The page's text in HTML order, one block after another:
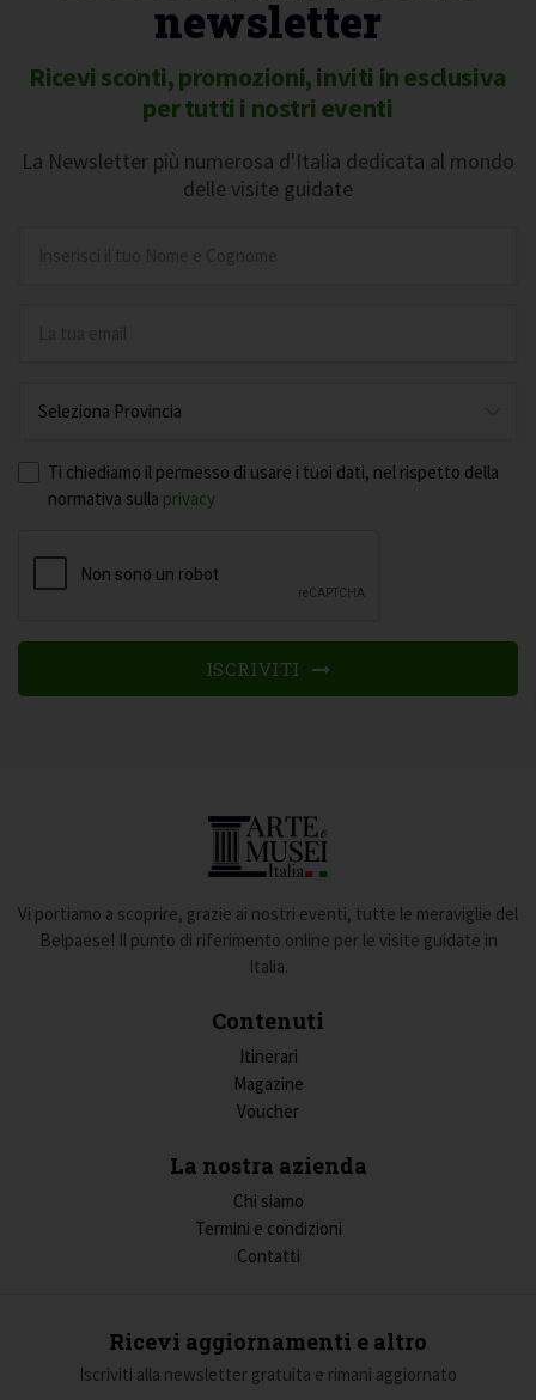
newsletter
Ricevi sconti, promozioni, inviti in esclusiva
per tutti i nostri eventi
La Newsletter più numerosa d'Italia dedicata al mondo
delle visite guidate
Ti chiediamo il permesso di usare i tuoi dati, nel rispetto della
normativa sulla privacy
ISCRIVITI
Vi portiamo a scoprire, grazie ai nostri eventi, tutte le meraviglie del
Belpaese! Il punto di riferimento online per le visite guidate in
Italia.
Contenuti
Itinerari
Magazine
Voucher
La nostra azienda
Chi siamo
Termini e condizioni
Contatti
Ricevi aggiornamenti e altro
Iscriviti alla newsletter gratuita e rimani aggiornato